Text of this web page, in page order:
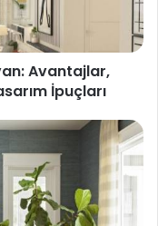
Avantajlar,
İpuçları